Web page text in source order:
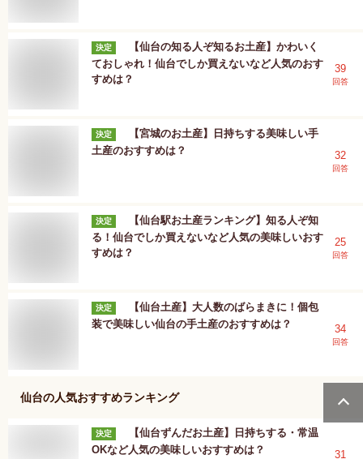
決定
【仙台の知る人ぞ知るお土産】かわいく
ておしゃれ！仙台でしか買えないなど人気のおす
すめは？
39
回答
決定
【宮城のお土産】日持ちする美味しい手
土産のおすすめは？
32
回答
決定
【仙台駅お土産ランキング】知る人ぞ知
る！仙台でしか買えないなど人気の美味しいおす
すめは？
25
回答
決定
【仙台土産】大人数のばらまきに！個包
装で美味しい仙台の手土産のおすすめは？
34
回答
仙台の人気おすすめランキング
決定
【仙台ずんだお土産】日持ちする・常温
OKなど人気の美味しいおすすめは？
31